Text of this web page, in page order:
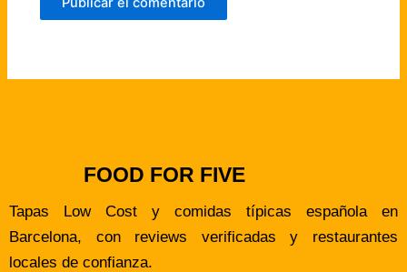
FOOD FOR FIVE
Tapas Low Cost y comidas típicas española en
Barcelona, con reviews verificadas y restaurantes
locales de confianza.